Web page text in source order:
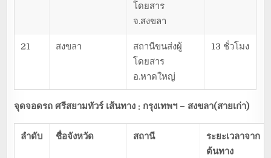
โดยสาร
จ.สงขลา
21 สงขลา
สถานีขนส่งผู้
โดยสาร
อ.หาดใหญ่
13 ชั่วโมง
จุดจอดรถ ศรีสยามทัวร์ เส้นทาง : กรุงเทพฯ – สงขลา(สายเก่า)
ลำดับ ชื่อจังหวัด สถานี
ระยะเวลาจาก
ต้นทาง